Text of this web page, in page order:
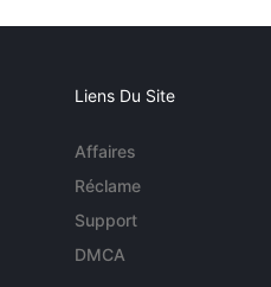
Liens Du Site
Affaires
Réclame
Support
DMCA